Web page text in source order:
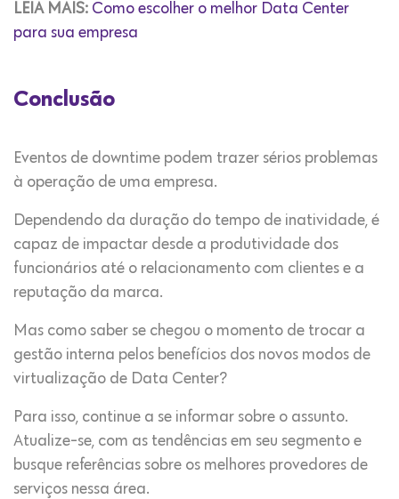
LEIA MAIS: Como escolher o melhor Data Center
para sua empresa
Conclusão
Eventos de downtime podem trazer sérios problemas
à operação de uma empresa.
Dependendo da duração do tempo de inatividade, é
capaz de impactar desde a produtividade dos
funcionários até o relacionamento com clientes e a
reputação da marca.
Mas como saber se chegou o momento de trocar a
gestão interna pelos benefícios dos novos modos de
virtualização de Data Center?
Para isso, continue a se informar sobre o assunto.
Atualize-se, com as tendências em seu segmento e
busque referências sobre os melhores provedores de
serviços nessa área.